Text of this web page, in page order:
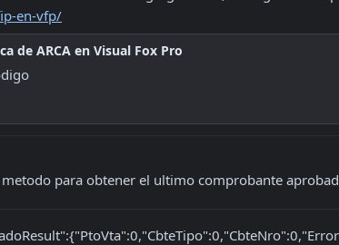
en-vfp/
de ARCA en Visual Fox Pro
para obtener el ultimo comprobante